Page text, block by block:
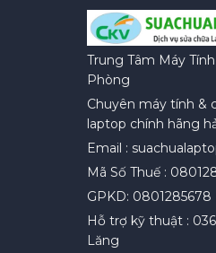
Trung Tâm Máy
Phòng
Chuyên máy tính &
laptop chính hãng
Email :
Mã Số Thuế :
GPKD: 0801285678
Hỗ trợ kỹ thuật :
Lăng